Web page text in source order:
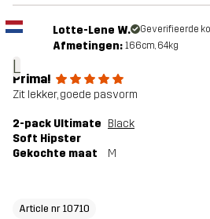
L
Lotte-Lene W. Geverifieerde
Afmetingen: 166cm, 64kg
Prima!
Zit lekker, goede pasvorm
2-pack Ultimate
Soft Hipster
Black
Gekochte maat M
Article nr 10710